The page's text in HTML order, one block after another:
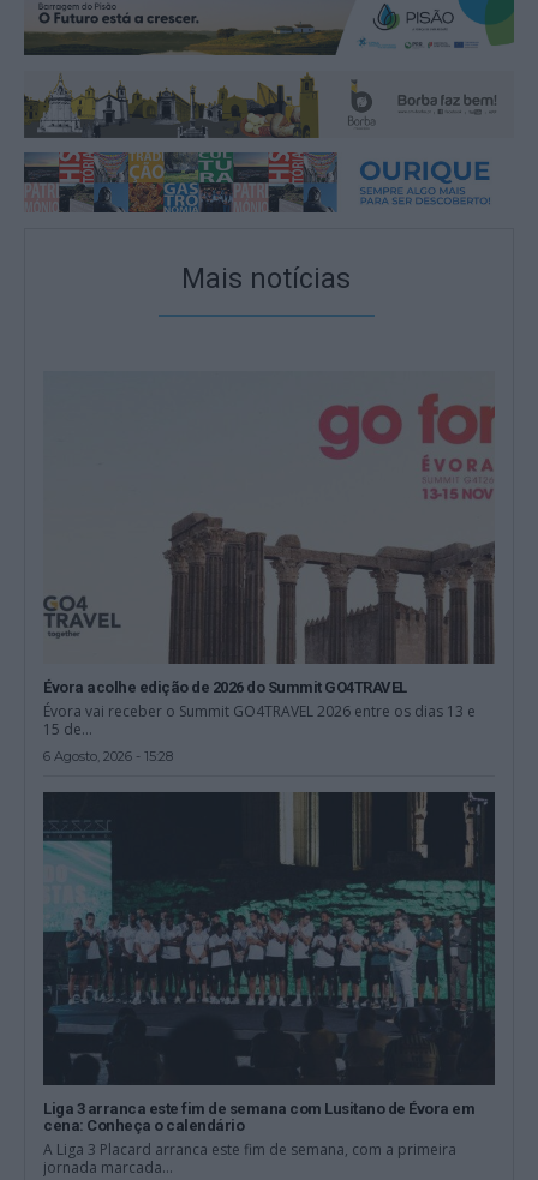
Mais notícias
Évora acolhe edição de 2026 do Summit GO4TRAVEL
Évora vai receber o Summit GO4TRAVEL 2026 entre os dias 13 e
15 de...
6 Agosto, 2026 - 15:28
Liga 3 arranca este fim de semana com Lusitano de Évora em
cena: Conheça o calendário
A Liga 3 Placard arranca este fim de semana, com a primeira
jornada marcada...